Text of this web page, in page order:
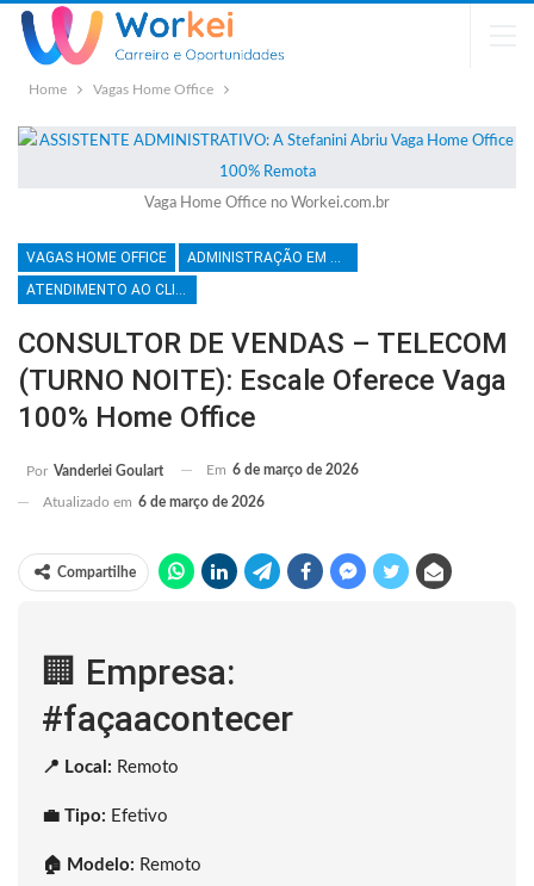
Home Vagas Home Office
Vaga Home Office no Workei.com.br
VAGAS HOME OFFICE
ADMINISTRAÇÃO EM GERAL
ATENDIMENTO AO CLIENTE
CONSULTOR DE VENDAS – TELECOM
(TURNO NOITE): Escale Oferece Vaga
100% Home Office
Por Vanderlei Goulart Em 6 de março de 2026
Atualizado em 6 de março de 2026
Compartilhe
🏢 Empresa:
#façaacontecer
📍 Local: Remoto
💼 Tipo: Efetivo
🏠 Modelo: Remoto